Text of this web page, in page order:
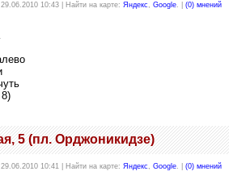
10:43 | Найти на карте: Яндекс , Google. | (0) мнений
5 (пл. Орджоникидзе)
10:41 | Найти на карте: Яндекс , Google. | (0) мнений